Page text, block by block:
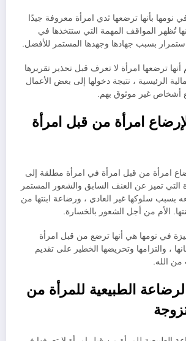
نومها بأنها ترضعها ثدي امرأة معروفة جيدًا
تُظهر المواقف المهمة التي ستتخذها في
بسبب جهادها وجهدها المستمر للأفضل.
ترضعها امرأة لا تعرف قبل تحذير تقريرها
الرئيسية ، نتيجة دخولها إلى بعض الأعمال
أشخاص غير موثوق بهم.
امرأة من قبل امرأة
امرأة من قبل امرأة في امرأة مطلقة إلى
التي تميز عن العنف السابق والشعور المستمر
بسبب سلوكها غير العادي ، ورضاعة ابنتها من
الأم من أجل الشعور بالخسارة.
في نومها هي أنها ترضع من قبل امرأة
، والتزامها وتحريضها الخطير على تقديم
من الله.
الطبيعية للمرأة من